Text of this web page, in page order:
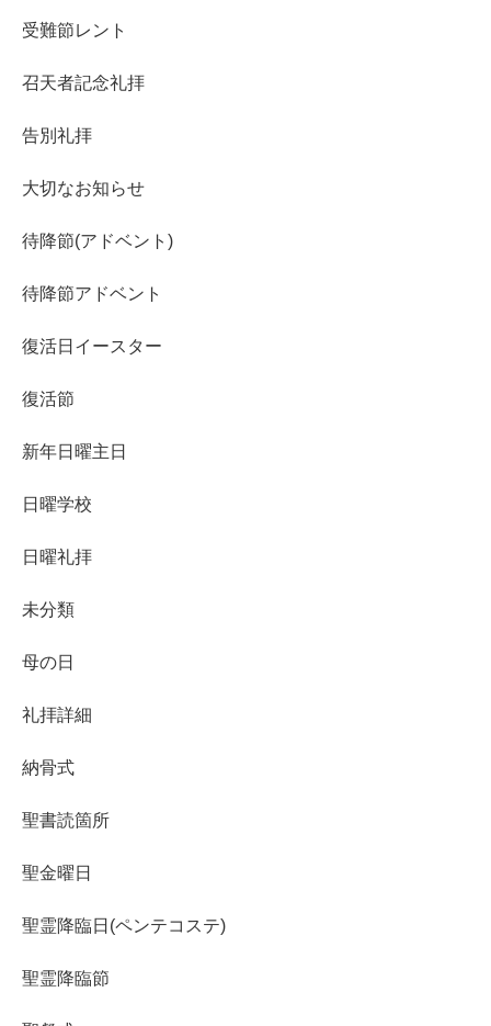
受難節レント
召天者記念礼拝
告別礼拝
大切なお知らせ
待降節(アドベント)
待降節アドベント
復活日イースター
復活節
新年日曜主日
日曜学校
日曜礼拝
未分類
母の日
礼拝詳細
納骨式
聖書読箇所
聖金曜日
聖霊降臨日(ペンテコステ)
聖霊降臨節